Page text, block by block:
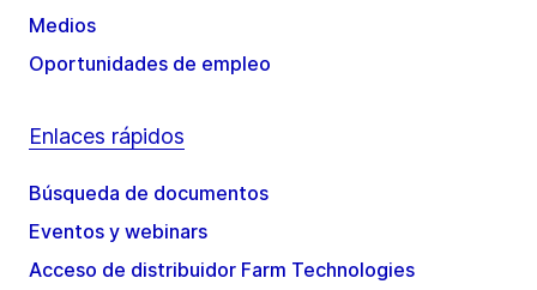
Medios
Oportunidades de empleo
Enlaces rápidos
Búsqueda de documentos
Eventos y webinars
Acceso de distribuidor Farm Technologies